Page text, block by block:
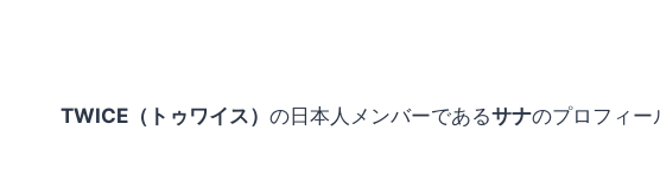
TWICE（トゥワイス） の日本人メンバーであるサナのプロフィー